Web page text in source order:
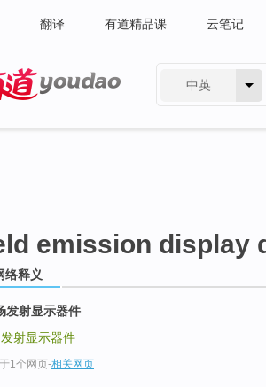
翻译 有道精品课 云笔记
中英
emission display
络释义
发射显示器件
射显示器件
1个网页-相关网页